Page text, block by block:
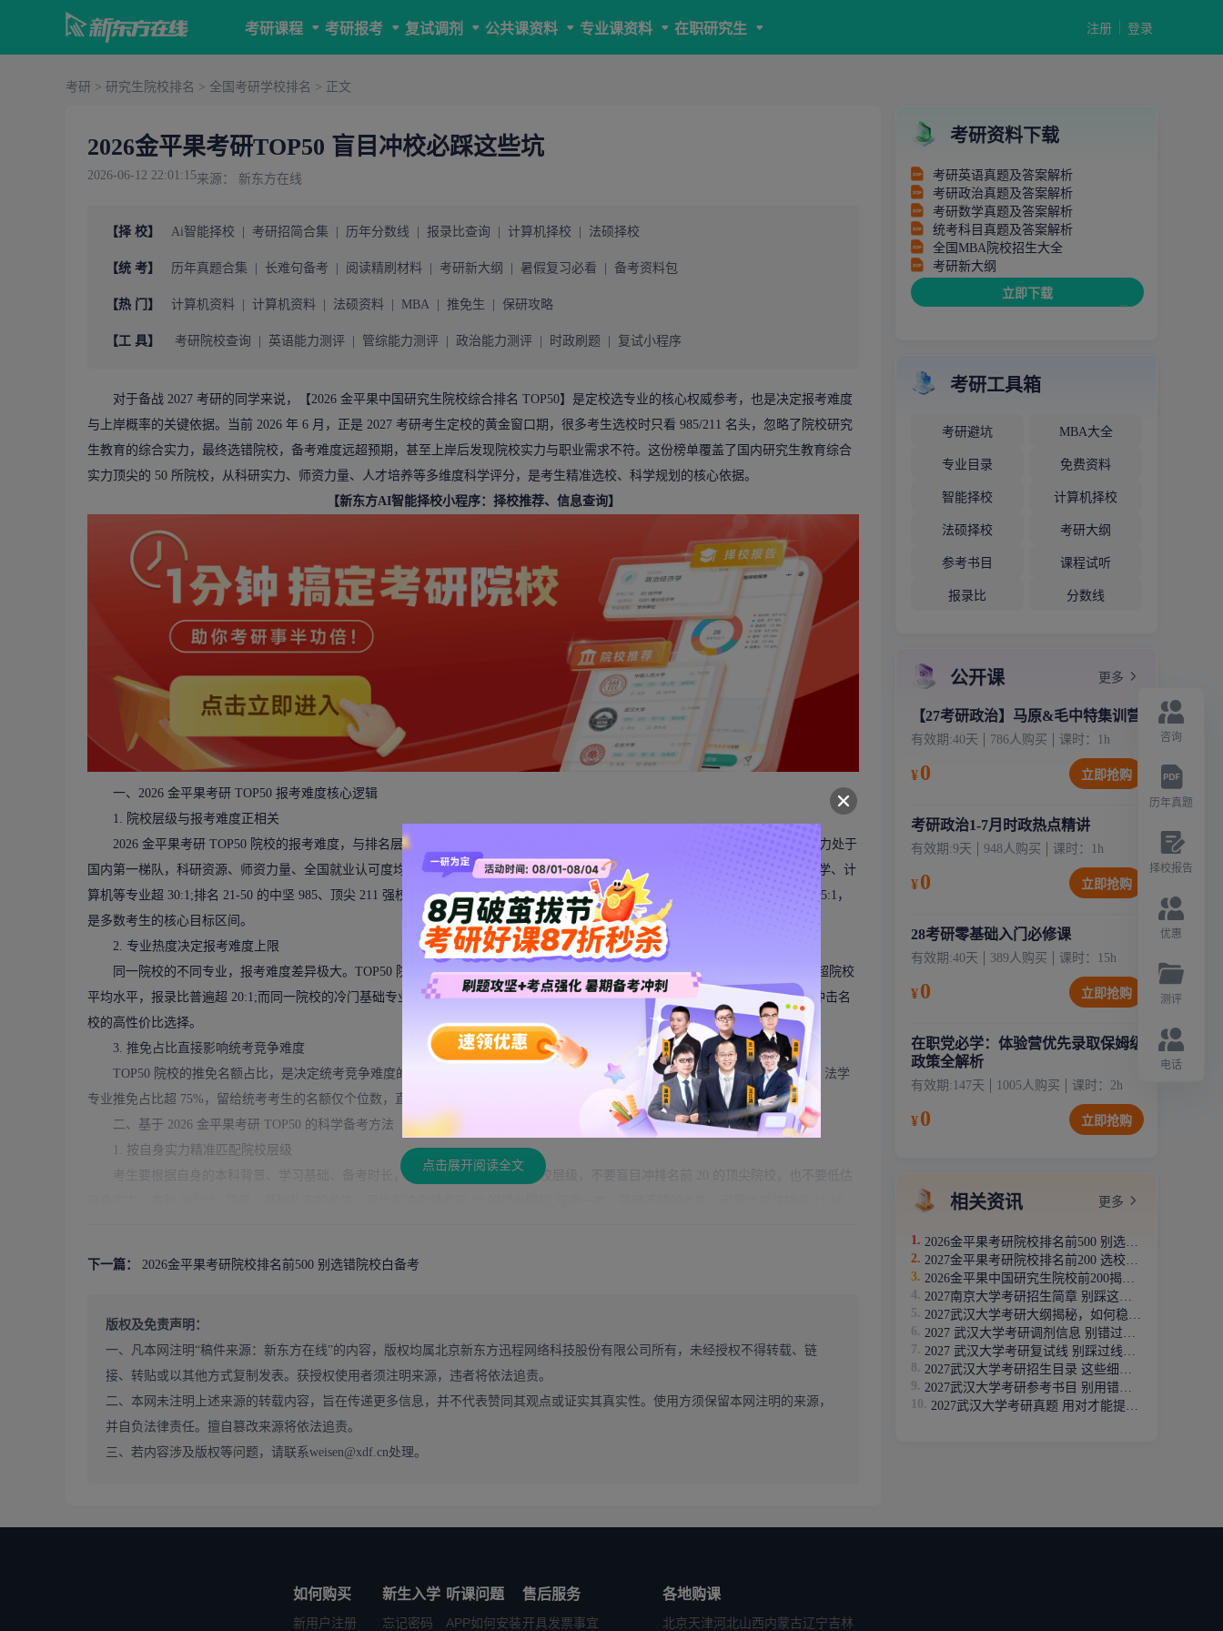
考研课程 考研报考 复试调剂 公共课资料 专业课资料 在职研究生 注册 登录
考研 > 研究生院校排名 > 全国考研学校排名 > 正文
2026金平果考研TOP50 盲目冲校必踩这些坑
2026-06-12 22:01:15来源： 新东方在线
【择 校】 Ai智能择校 考研招简合集 历年分数线 报录比查询 计算机择校 法硕择校
【统 考】 历年真题合集 长难句备考 阅读精刷材料 考研新大纲 暑假复习必看 备考资料包
【热 门】 计算机资料 计算机资料 法硕资料 MBA 推免生 保研攻略
【工 具】 考研院校查询 英语能力测评 管综能力测评 政治能力测评 时政刷题 复试小程序
对于备战 2027 考研的同学来说，【2026 金平果中国 研究生 院校综合排名 TOP50】是定校选专业的核心权威参考，也是决定报考难度
与上岸概率的关键依据。当前 2026 年 6 月，正是 2027 考研考生定校的黄金窗口期，很多考生选校时只看 985/211 名头，忽略了院校研究
生教育的综合实力，最终选错院校，备考难度远超预期，甚至上岸后发现院校实力与职业需求不符。这份榜单覆盖了国内研究生教育综合
实力顶尖的 50 所院校，从科研实力、师资力量、人才培养等多维度科学评分，是考生精准选校、科学规划的核心依据。
【新东方AI智能择校小程序：择校推荐、信息查询】
一、2026 金平果考研 TOP50 报考难度核心逻辑
1. 院校层级与报考难度正相关
2026 金平果考研 TOP50 院校的报考难度，与排名层级呈现显著的正相关关系。排名前 20 的顶尖 985 院校，研究生教育综合实力处于
国内第一梯队，科研资源、师资力量、全国就业认可度均为顶尖水平，报考难度极大，统考报录比普遍在 15:1 以上，热门经管、法学、计
算机等专业超 30:1;排名 21-50 的中坚 985、顶尖 211 强校，综合实力强劲，区域认可度极高，报考难度适中，统考报录比多在 8:1-15:1，
是多数考生的核心目标区间。
2. 专业热度决定报考难度上限
同一院校的不同专业，报考难度差异极大。TOP50 院校的王牌热门专业，比如金融、新传、计算机、临床医学等，报考难度远超院校
平均水平，报录比普遍超 20:1;而同一院校的冷门基础专业、非全日制专硕，报考难度则低很多，很多专业报录比不足 5:1，是考生冲击名
校的高性价比选择。
3. 推免占比直接影响统考竞争难度
TOP50 院校的推免名额占比，是决定统考竞争难度的核心因素。绝大多数 TOP50 院校的推免名额占比超 50%，部分热门经管、法学
专业推免占比超 75%，留给统考考生的名额仅个位数，直接拉高了统考报录比，竞争难度大幅提升。
二、基于 2026 金平果考研 TOP50 的科学备考方法
1. 按自身实力精准匹配院校层级
考生要根据自身的本科背景、学习基础、备考时长，精准匹配 TOP50 里的院校层级，不要盲目冲排名前 20 的顶尖院校，也不要低估
高效备考计划，新东方在线 2027 考研全程班可提供针对性指导，从基础夯实到冲刺提分，全程匹配目标院校的考察难度，帮考生稳步向目
标分数推进。
3. 结合院校优势学科锁定高性价比专业
2026 金平果 TOP50 排名不仅有院校综合排名，还配套了分专业的学科排名，考生要结合院校的优势学科锁定报考专业。比如排名 30
左右的院校，部分王牌专业学科排名进入全国前 10，实力远超排名前 10 院校的同专业，报考难度却低很多，是高性价比的选择，上岸后
不仅能获得优质教育资源，就业前景也更广阔。
很多考生选校时只关注院校的 TOP50 综合排名，却完全忽略了专业的学科排名，这是最常见的选校误区。比如有些排名前 10 的 985
难度却远低于顶尖院校，是性价比极高的选择。
点击展开阅读全文
下一篇： 2026金平果考研院校排名前500 别选错院校白备考
版权及免责声明：
一、凡本网注明“稿件来源：新东方在线”的内容，版权均属北京新东方迅程网络科技股份有限公司所有，未经授权不得转载、链
接、转贴或以其他方式复制发表。获授权使用者须注明来源，违者将依法追责。
二、本网未注明上述来源的转载内容，旨在传递更多信息，并不代表赞同其观点或证实其真实性。使用方须保留本网注明的来源，
并自负法律责任。擅自篡改来源将依法追责。
三、若内容涉及版权等问题，请联系weisen@xdf.cn处理。
考研资料下载
考研英语真题及答案解析
考研政治真题及答案解析
考研数学真题及答案解析
统考科目真题及答案解析
全国MBA院校招生大全
考研新大纲
立即下载
考研工具箱
考研避坑 MBA大全
专业目录 免费资料
智能择校 计算机择校
法硕择校 考研大纲
参考书目 课程试听
报录比 分数线
公开课 更多
【27考研政治】马原&毛中特集训营
有效期:40天 786人购买 课时： 1 h
¥0 立即抢购
考研政治1-7月时政热点精讲
有效期:9天 948人购买 课时： 1 h
¥0 立即抢购
28考研零基础入门必修课
有效期:40天 389人购买 课时： 15 h
¥0 立即抢购
在职党必学：体验营优先录取保姆级
政策全解析
有效期: 147天 1005人购买 课时： 2 h
¥0 立即抢购
相关资讯 更多
2026金平果考研院校排名前500 别选错院校白备考
2027金平果考研院校排名前200 选校避坑指南
2026金平果中国研究生院校前200揭秘，如何择校？
2027南京大学考研招生简章 别踩这些报考红线
2027武汉大学考研大纲揭秘，如何稳上岸 ？
2027 武汉大学考研调剂信息 别错过上岸最后机会
2027 武汉大学考研复试线 别踩过线被刷的坑
2027武汉大学考研招生目录 这些细节直接决定你能否上岸
2027武汉大学考研参考书目 别用错书白复习
2027武汉大学考研真题 用对才能提分上岸
如何购买
新用户注册
新生入学
忘记密码
听课问题
APP如何安装
售后服务
开具发票事宜
各地购课
北京天津河北山西内蒙古辽宁吉林
咨询
历年真题
择校报告
优惠
测评
电话